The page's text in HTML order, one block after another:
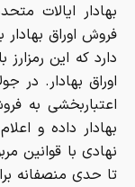
فروش اوراق
دارد که این
اعتباربخشی به
بهادار داده و
نهادی با قوانین
تا حدی منصفانه